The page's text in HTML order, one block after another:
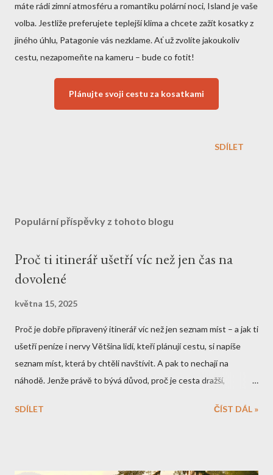
máte rádi zimní atmosféru a romantiku polární noci, Island je vaše
volba. Jestliže preferujete teplejší klima a chcete zažít kosatky z
jiného úhlu, Patagonie vás nezklame. Ať už zvolíte jakoukoliv
cestu, nezapomeňte na kameru – bude co fotit!
Plánujte svoji cestu za kosatkami
SDÍLET
Populární příspěvky z tohoto blogu
Proč ti itinerář ušetří víc než jen čas na
dovolené
května 15, 2025
Proč je dobře připravený itinerář víc než jen seznam míst – a jak ti
ušetří peníze i nervy Většina lidí, kteří plánují cestu, si napíše
seznam míst, která by chtěli navštívit. A pak to nechají na
náhodě. Jenže právě to bývá důvod, proč je cesta dražší,
svazující – naopak ti dává svobodu v klidu si užít každé místo.
SDÍLET ČÍST DÁL »